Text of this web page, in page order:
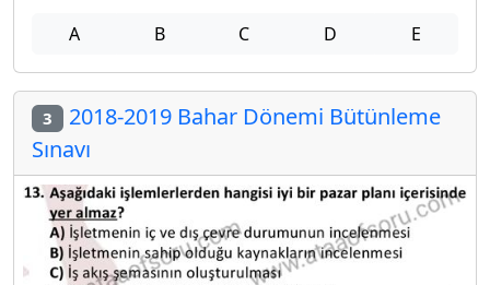
A B C D E
3 2018-2019 Bahar Dönemi Bütünleme
Sınavı